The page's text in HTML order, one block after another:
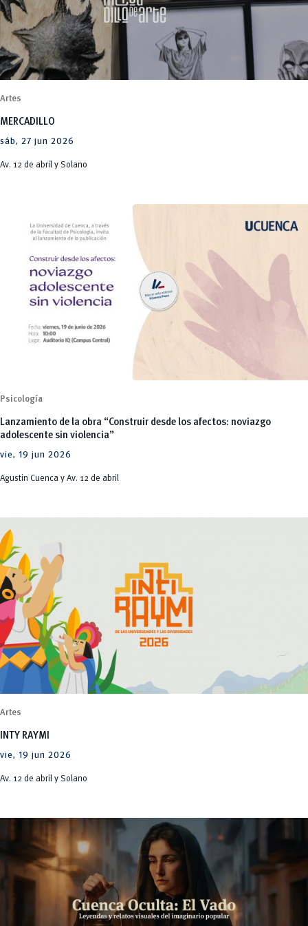
Artes
MERCADILLO
sáb, 27 jun 2026
Av. 12 de abril y Solano
Psicología
Lanzamiento de la obra “Construir desde los afectos: noviazgo
adolescente sin violencia”
vie, 19 jun 2026
Agustin Cuenca y Av. 12 de abril
Artes
INTY RAYMI
vie, 19 jun 2026
Av. 12 de abril y Solano